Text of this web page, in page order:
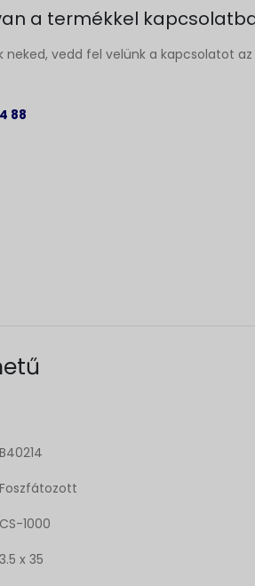
a termékkel
neked, vedd fel velünk a kapcsolatot
88
B40214
Foszfátozott
CS-1000
3.5 x 35